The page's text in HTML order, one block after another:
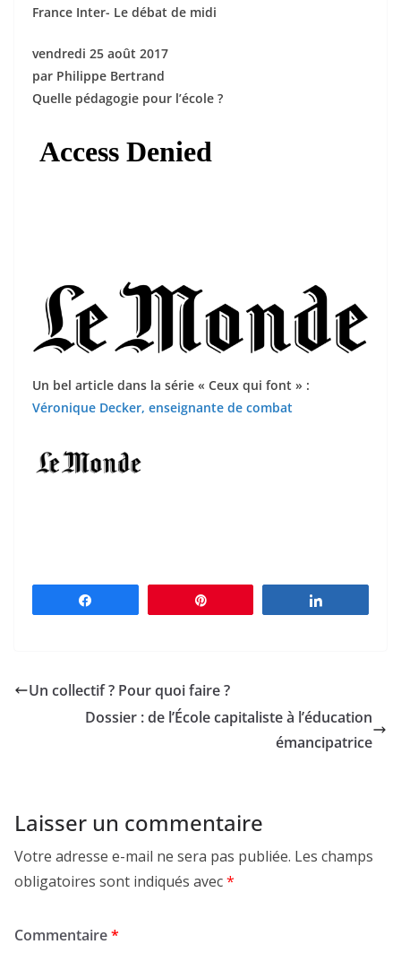
France Inter- Le débat de midi
vendredi 25 août 2017
par Philippe Bertrand
Quelle pédagogie pour l’école ?
Un bel article dans la série « Ceux qui font » :
Véronique Decker, enseignante de combat
Un collectif ? Pour quoi faire ?
Dossier : de l’École capitaliste à l’éducation
émancipatrice
Laisser un commentaire
Votre adresse e-mail ne sera pas publiée. Les champs
obligatoires sont indiqués avec*
Commentaire*